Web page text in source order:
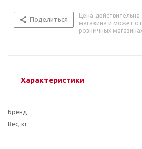
Поделиться
Цена
магазина и может
розничных
Характеристики
Бренд
Вес, кг